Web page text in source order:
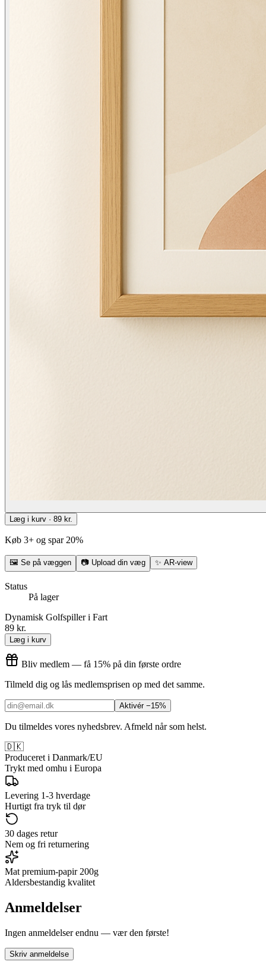
Læg i kurv · 89 kr.
Køb 3+ og spar 20%
🖼 Se på væggen 📷 Upload din væg ✨ AR-view
Status
På lager
Dynamisk Golfspiller i Fart
89 kr.
Læg i kurv
Bliv medlem — få 15% på din første ordre
Tilmeld dig og lås medlemsprisen op med det samme.
Aktivér −15%
Du tilmeldes vores nyhedsbrev. Afmeld når som helst.
🇩🇰
Produceret i Danmark/EU
Trykt med omhu i Europa
Levering 1-3 hverdage
Hurtigt fra tryk til dør
30 dages retur
Nem og fri returnering
Mat premium-papir 200g
Aldersbestandig kvalitet
Anmeldelser
Ingen anmeldelser endnu — vær den første!
Skriv anmeldelse